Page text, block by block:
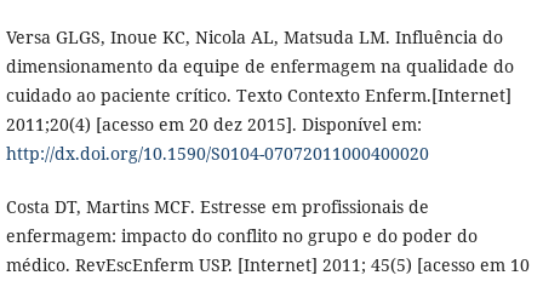
Versa GLGS, Inoue KC, Nicola AL, Matsuda LM. Influência do
dimensionamento da equipe de enfermagem na qualidade do
cuidado ao paciente crítico. Texto Contexto Enferm.[Internet]
2011;20(4) [acesso em 20 dez 2015]. Disponível em:
http://dx.doi.org/10.1590/S0104-07072011000400020
Costa DT, Martins MCF. Estresse em profissionais de
enfermagem: impacto do conflito no grupo e do poder do
médico. RevEscEnferm USP. [Internet] 2011; 45(5) [acesso em 10